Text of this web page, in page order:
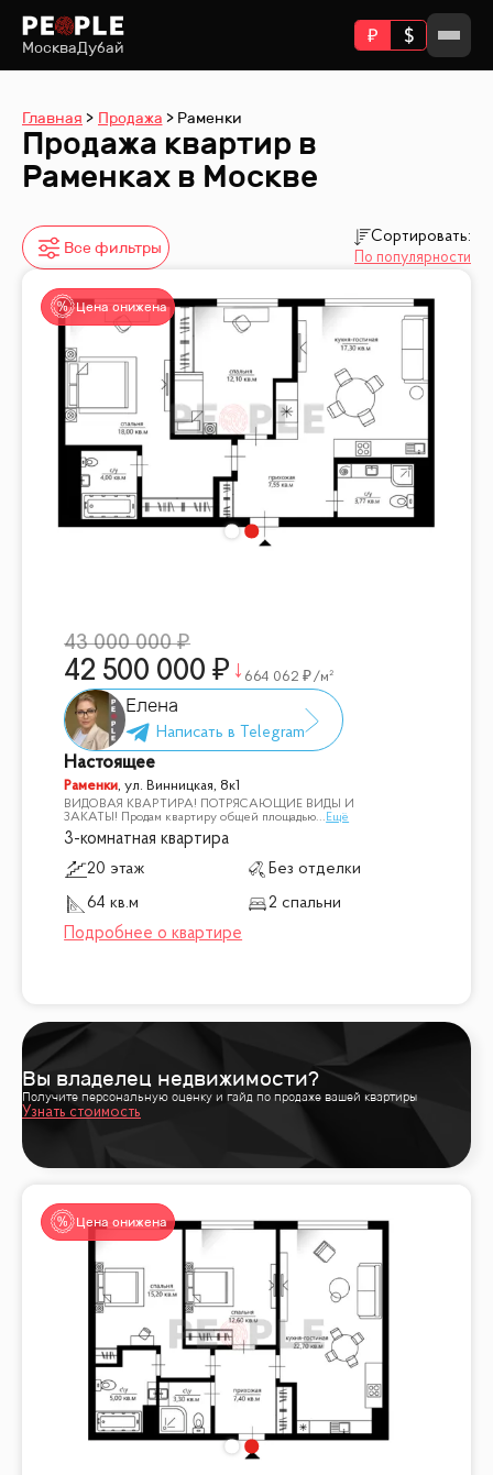
МоскваДубай
Главная Продажа Раменки
Продажа квартир в
Раменках в Москве
Все фильтры
Сортировать:
По популярности
Цена снижена
43 000 000
42 500 000 664 062 /м²
Елена
Настоящее
Раменки,ул. Винницкая, 8к1
ВИДОВАЯ КВАРТИРА! ПОТРЯСАЮЩИЕ ВИДЫ И
ЗАКАТЫ! Продам квартиру общей площадью... Ещё
3-комнатная квартира
20 этаж
Без отделки
64 кв.м
2 спальни
Вы владелец недвижимости?
Получите персональную оценку и гайд по продаже вашей квартиры
Узнать стоимость
Цена снижена